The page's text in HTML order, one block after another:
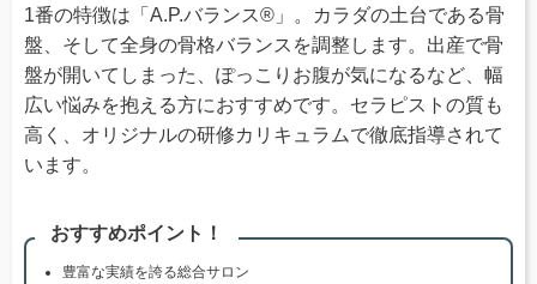
1番の特徴は「A.P.バランス®」。カラダの土台である骨
盤、そして全身の骨格バランスを調整します。出産で骨
盤が開いてしまった、ぽっこりお腹が気になるなど、幅
広い悩みを抱える方におすすめです。セラピストの質も
高く、オリジナルの研修カリキュラムで徹底指導されて
います。
おすすめポイント！
豊富な実績を誇る総合サロン